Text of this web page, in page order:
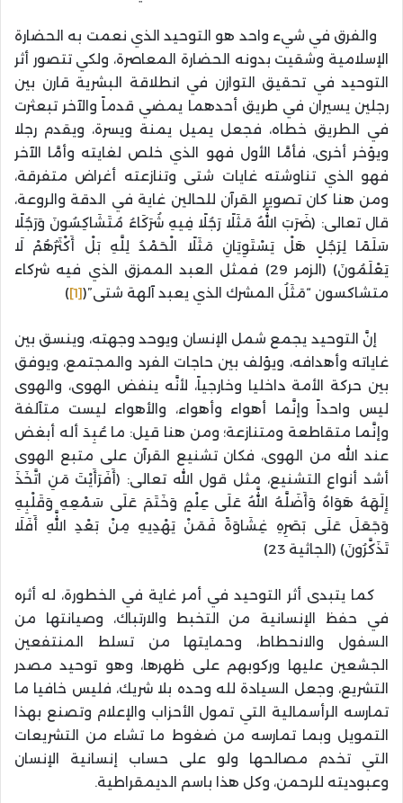
والفرق في شيء واحد هو التوحيد الذي نعمت به الحضارة
الإسلامية وشقيت بدونه الحضارة المعاصرة، ولكي تتصور أثر
التوحيد في تحقيق التوازن في انطلاقة البشرية قارن بين
رجلين يسيران في طريق أحدهما يمضي قدماً والآخر تبعثرت
في الطريق خطاه، فجعل يميل يمنة ويسرة، ويقدم رجلا
ويؤخر أخرى، فأمَّا الأول فهو الذي خلص لغايته وأمَّا الآخر
فهو الذي تناوشته غايات شتى وتنازعته أغراض متفرقة،
ومن هنا كان تصوير القرآن للحالين غاية في الدقة والروعة،
قال تعالى: (ضَرَبَ اللَّهُ مَثَلًا رَجُلًا فِيهِ شُرَكَاءُ مُتَشَاكِسُونَ وَرَجُلًا
سَلَمًا لِرَجُلٍ هَلْ يَسْتَوِيَانِ مَثَلًا الْحَمْدُ لِلَّهِ بَلْ أَكْثَرُهُمْ لَا
يَعْلَمُونَ) (الزمر 29) فمثل العبد الممزق الذي فيه شركاء
متشاكسون “مَثَلُ المشرك الذي يعبد آلهة شتى”([1]
)
إنَّ التوحيد يجمع شمل الإنسان ويوحد وجهته، وينسق بين
غاياته وأهدافه، ويؤلف بين حاجات الفرد والمجتمع، ويوفق
بين حركة الأمة داخليا وخارجياً، لأنَّه ينفض الهوى، والهوى
ليس واحداً وإنَّما أهواء وأهواء، والأهواء ليست متآلفة
وإنَّما متقاطعة ومتنازعة؛ ومن هنا قيل: ما عُبِدَ أله أبغض
عند الله من الهوى، فكان تشنيع القرآن على متبع الهوى
أشد أنواع التشنيع، مثل قول الله تعالى: (أَفَرَأَيْتَ مَنِ اتَّخَذَ
إِلَهَهُ هَوَاهُ وَأَضَلَّهُ اللَّهُ عَلَى عِلْمٍ وَخَتَمَ عَلَى سَمْعِهِ وَقَلْبِهِ
وَجَعَلَ عَلَى بَصَرِهِ غِشَاوَةً فَمَنْ يَهْدِيهِ مِنْ بَعْدِ اللَّهِ أَفَلَا
تَذَكَّرُونَ) (الجاثية 23)
كما يتبدى أثر التوحيد في أمر غاية في الخطورة، له أثره
في حفظ الإنسانية من التخبط والارتباك، وصيانتها من
السفول والانحطاط، وحمايتها من تسلط المنتفعين
الجشعين عليها وركوبهم على ظهرها، وهو توحيد مصدر
التشريع، وجعل السيادة لله وحده بلا شريك، فليس خافيا ما
تمارسه الرأسمالية التي تمول الأحزاب والإعلام وتصنع بهذا
التمويل وبما تمارسه من ضغوط ما تشاء من التشريعات
التي تخدم مصالحها ولو على حساب إنسانية الإنسان
وعبوديته للرحمن، وكل هذا باسم الديمقراطية.